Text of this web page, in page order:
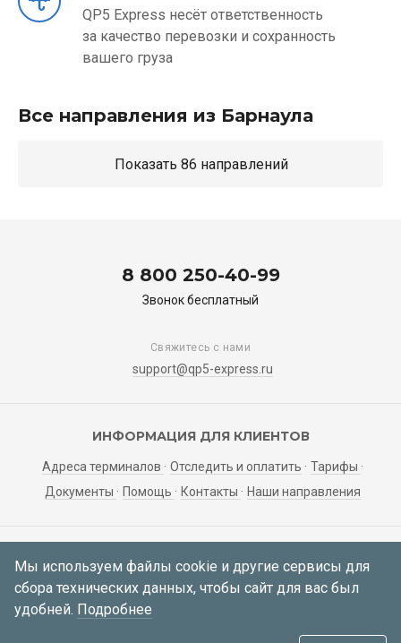
QP5 Express несёт ответственность
за качество перевозки и сохранность
вашего груза
Все направления из Барнаула
Показать 86 направлений
8 800 250-40-99
Звонок бесплатный
Свяжитесь с нами
support@qp5-express.ru
ИНФОРМАЦИЯ ДЛЯ КЛИЕНТОВ
Адреса терминалов Отследить и оплатить
Тарифы
Документы
Помощь Контакты Наши направления
ЛИЧНЫЙ КАБИНЕТ
Мои заявки Регистрация Вход
Мы используем файлы cookie и другие сервисы для
сбора технических данных, чтобы сайт для вас был
удобней. Подробнее